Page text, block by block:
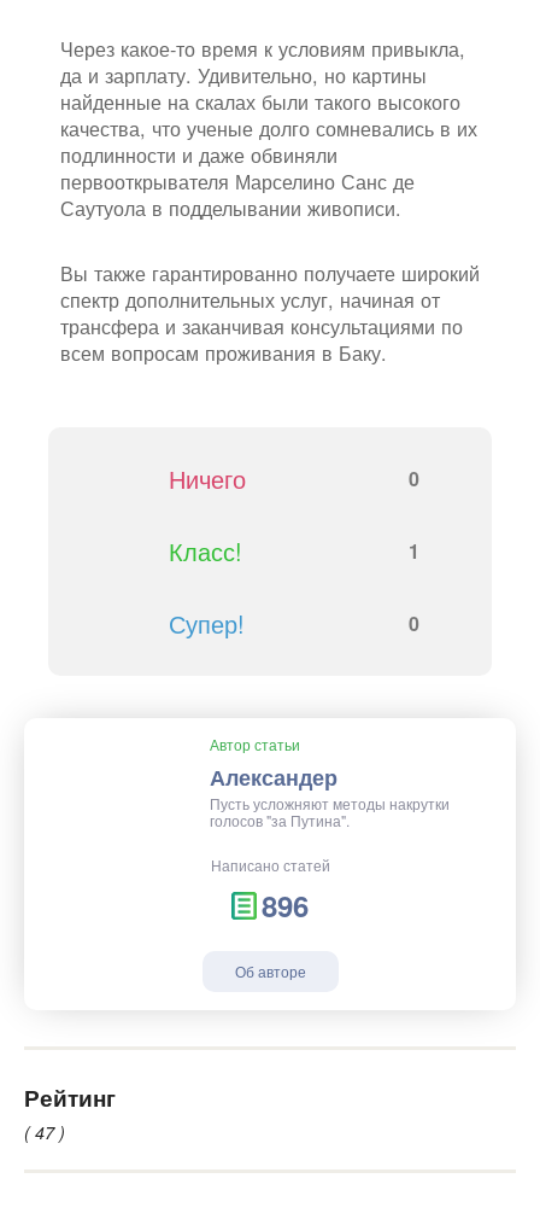
Через какое-то время к условиям привыкла,
да и зарплату. Удивительно, но картины
найденные на скалах были такого высокого
качества, что ученые долго сомневались в их
подлинности и даже обвиняли
первооткрывателя Марселино Санс де
Саутуола в подделывании живописи.
Вы также гарантированно получаете широкий
спектр дополнительных услуг, начиная от
трансфера и заканчивая консультациями по
всем вопросам проживания в Баку.
Ничего 0
Класс! 1
Супер! 0
Автор статьи
Александер
Пусть усложняют методы накрутки
голосов "за Путина".
Написано статей
896
Об авторе
Рейтинг
( 47 )